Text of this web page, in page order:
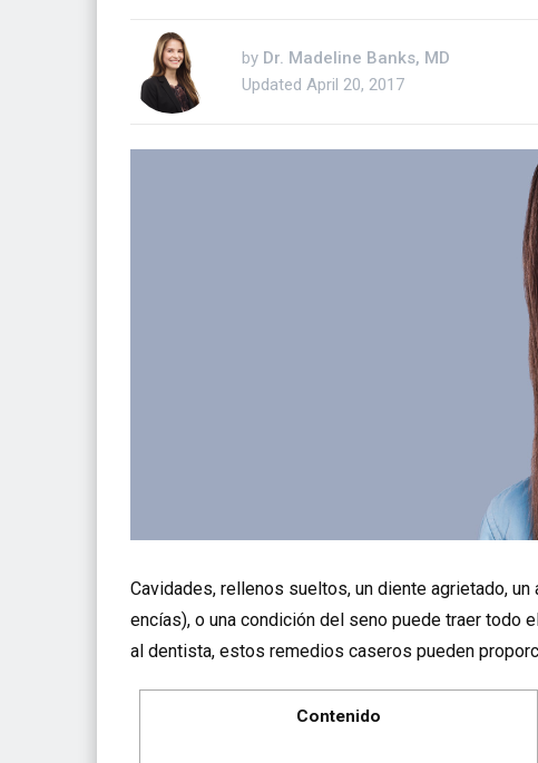
by Dr. Madeline Banks, MD
Updated April 20, 2017
Cavidades, rellenos sueltos, un diente agrietado,
encías), o una condición del seno puede traer todo
al dentista, estos remedios caseros pueden
Contenido